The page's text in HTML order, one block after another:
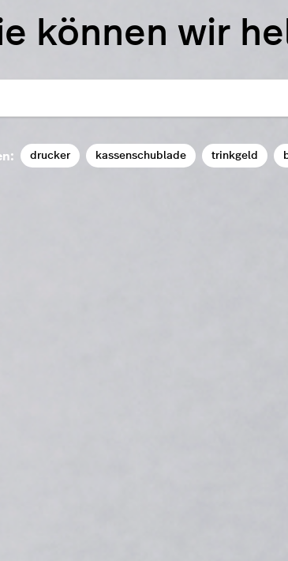
können wir
drucker kassenschublade trinkgeld